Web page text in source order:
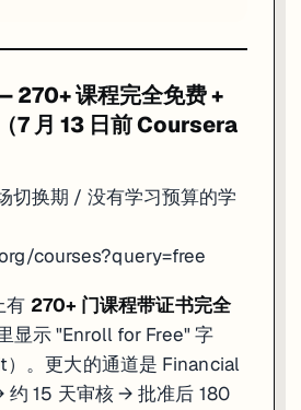
270+ 课程完全免费 +
7 月 13 日前 Coursera
切换期 / 没有学习预算的学
courses?query=free
有 270+ 门课程带证书完全
显示 "Enroll for Free" 字
。更大的通道是 Financial
约 15 天审核 → 批准后 180